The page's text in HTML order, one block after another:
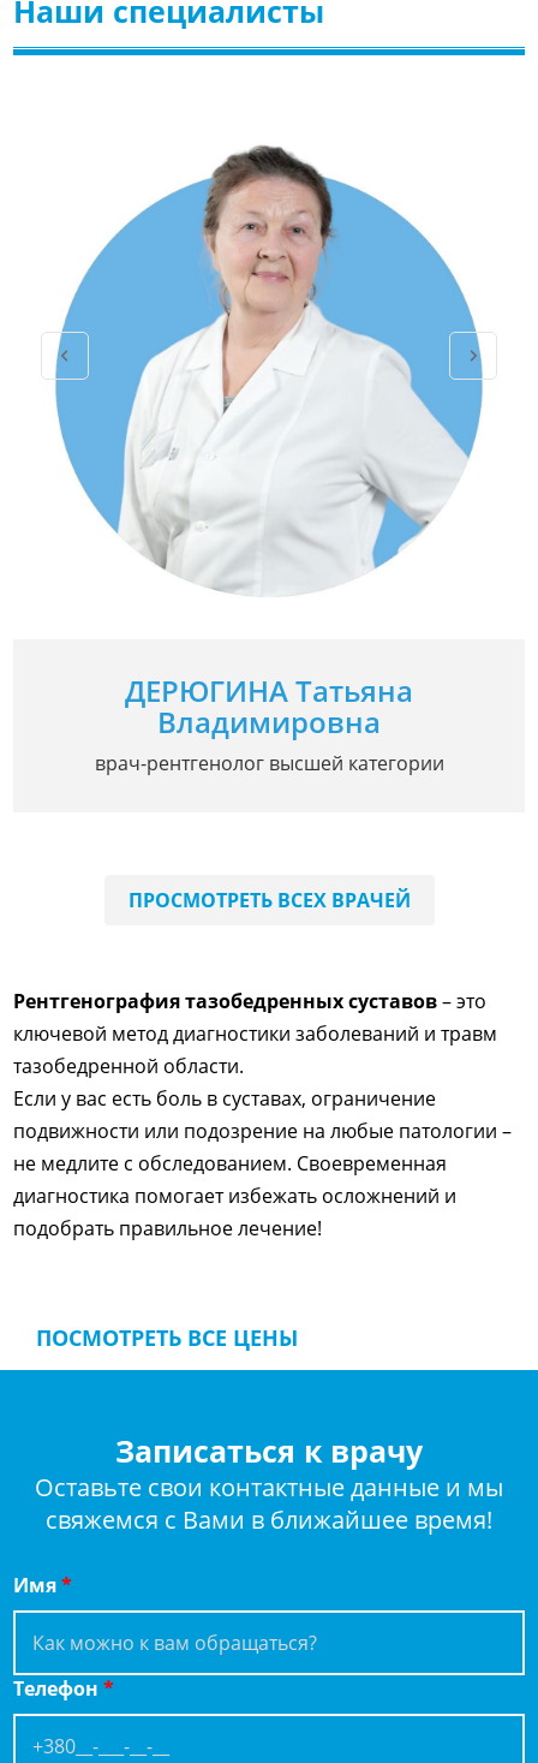
Наши специалисты
ДЕРЮГИНА Татьяна
Владимировна
врач-рентгенолог высшей категории
ПРОСМОТРЕТЬ ВСЕХ ВРАЧЕЙ
Рентгенография тазобедренных суставов– это
ключевой метод диагностики заболеваний и травм
тазобедренной области.
Если у вас есть боль в суставах, ограничение
подвижности или подозрение на любые патологии –
не медлите с обследованием. Своевременная
диагностика помогает избежать осложнений и
подобрать правильное лечение!
ПОСМОТРЕТЬ ВСЕ ЦЕНЫ
Записаться к врачу
Оставьте свои контактные данные и мы
свяжемся с Вами в ближайшее время!
Имя*
Телефон*